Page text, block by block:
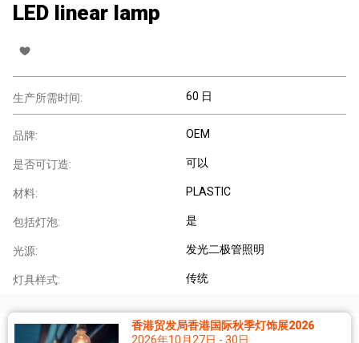
LED linear lamp
生产所需时间: 60 日
品牌: OEM
是否可订造: 可以
材料: PLASTIC
包括灯泡: 是
光源: 发光二极管照明
灯具样式: 传统
香港贸发局香港国际秋季灯饰展2026
2026年10月27日 - 30日